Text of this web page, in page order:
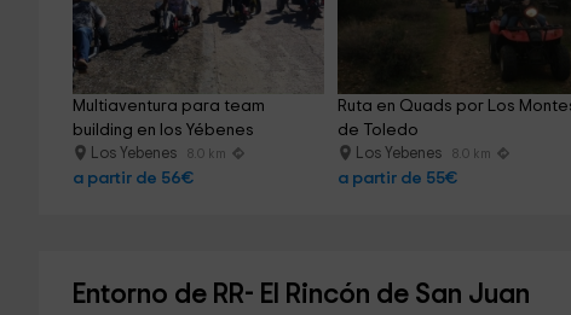
Multiaventura para team
building en los Yébenes
Los Yebenes 8.0 km
a partir de 56€
Ruta en Quads por Los
de Toledo
Los Yebenes 8.0 km
a partir de 55€
Entorno de RR- El Rincón de San Juan